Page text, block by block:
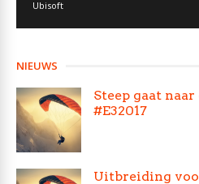
Ubisoft
NIEUWS
Steep gaat
#E32017
Uitbreiding